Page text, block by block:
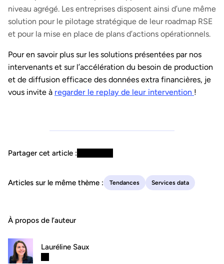
niveau agrégé. Les entreprises disposent ainsi d’une même
solution pour le pilotage stratégique de leur roadmap RSE
et pour la mise en place de plans d’actions opérationnels.
Pour en savoir plus sur les solutions présentées par nos
intervenants et sur l’accélération du besoin de production
et de diffusion efficace des données extra financières, je
vous invite à regarder le replay de leur intervention !
Partager cet article :
Articles sur le même thème : Tendances Services data
À propos de l’auteur
Lauréline Saux